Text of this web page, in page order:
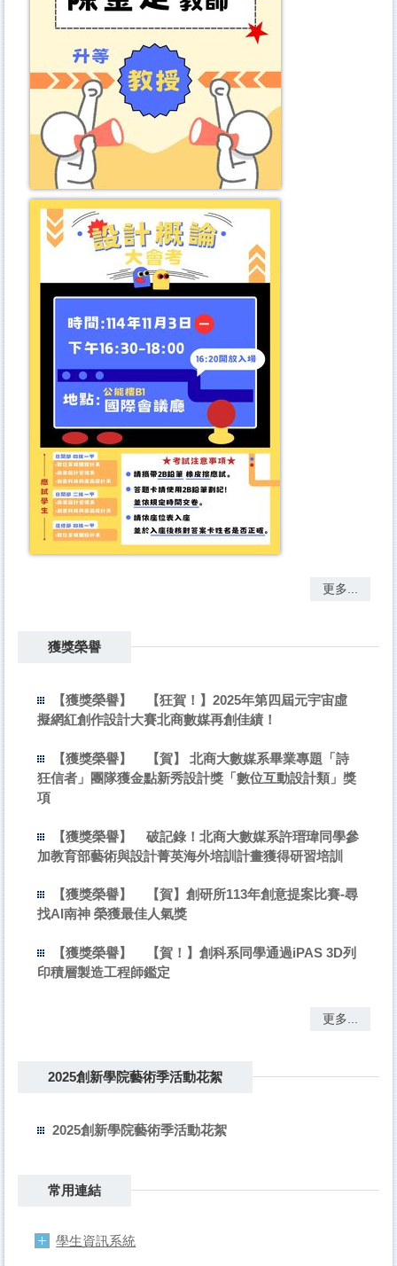
更多...
獲獎榮譽
【獲獎榮譽】
【狂賀！】2025年第四屆元宇宙虛
擬網紅創作設計大賽北商數媒再創佳績！
【獲獎榮譽】
【賀】 北商大數媒系畢業專題「詩
狂信者」團隊獲金點新秀設計獎「數位互動設計類」獎
項
【獲獎榮譽】
破記錄！北商大數媒系許瑨瑋同學參
加教育部藝術與設計菁英海外培訓計畫獲得研習培訓
【獲獎榮譽】
【賀】創研所113年創意提案比賽-尋
找AI南神 榮獲最佳人氣獎
【獲獎榮譽】
【賀！】創科系同學通過iPAS 3D列
印積層製造工程師鑑定
更多...
2025創新學院藝術季活動花絮
2025創新學院藝術季活動花絮
常用連結
學生資訊系統